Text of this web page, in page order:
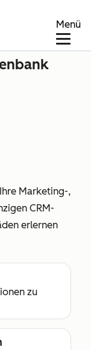
Menü
Marketing-,
CRM-
erlernen
zu